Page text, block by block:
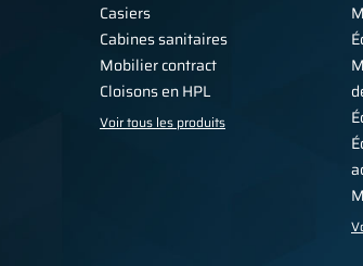
Casiers
Cabines sanitaires
Mobilier contract
Cloisons en HPL
Voir tous les produits